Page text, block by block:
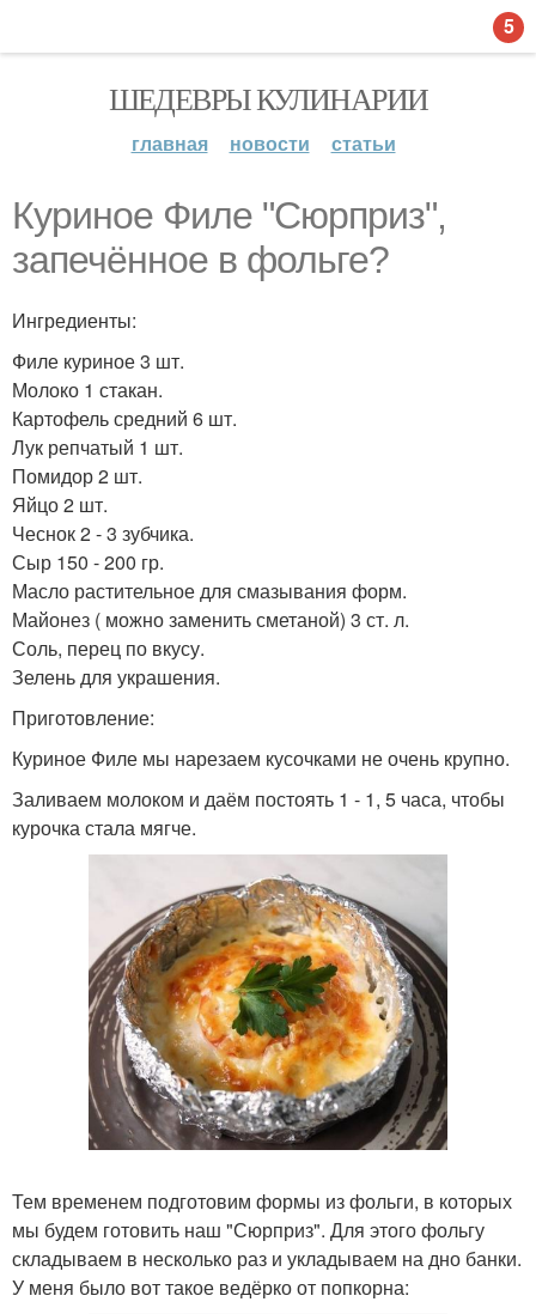
ШЕДЕВРЫ КУЛИНАРИИ
главная новости статьи
Куриное Филе "Сюрприз",
запечённое в фольге?
Ингредиенты:
Филе куриное 3 шт.
Молоко 1 стакан.
Картофель средний 6 шт.
Лук репчатый 1 шт.
Помидор 2 шт.
Яйцо 2 шт.
Чеснок 2 - 3 зубчика.
Сыр 150 - 200 гр.
Масло растительное для смазывания форм.
Майонез ( можно заменить сметаной) 3 ст. л.
Соль, перец по вкусу.
Зелень для украшения.
Приготовление:
Куриное Филе мы нарезаем кусочками не очень крупно.
Заливаем молоком и даём постоять 1 - 1, 5 часа, чтобы
курочка стала мягче.
Тем временем подготовим формы из фольги, в которых
мы будем готовить наш "Сюрприз". Для этого фольгу
складываем в несколько раз и укладываем на дно банки.
У меня было вот такое ведёрко от попкорна:
5